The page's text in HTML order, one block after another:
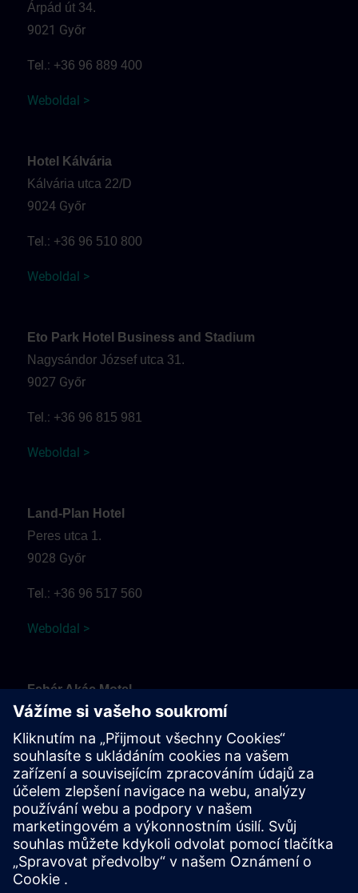
Árpád út 34.
9021 Győr
Tel.: +36 96 889 400
Weboldal >
Hotel Kálvária
Kálvária utca 22/D
9024 Győr
Tel.: +36 96 510 800
Weboldal >
Eto Park Hotel Business and Stadium
Nagysándor József utca 31.
9027 Győr
Tel.: +36 96 815 981
Weboldal >
Land-Plan Hotel
Peres utca 1.
9028 Győr
Tel.: +36 96 517 560
Weboldal >
Fehér Akác Motel
Fehérvári út
9099 Pér
Tel.:+36 30 937 0817
Weboldal >
Érkezés és parkolás